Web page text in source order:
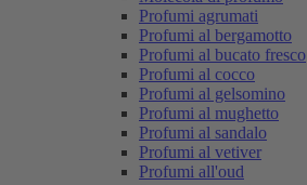
Profumi agrumati
Profumi al bergamotto
Profumi al bucato fresco
Profumi al cocco
Profumi al gelsomino
Profumi al mughetto
Profumi al sandalo
Profumi al vetiver
Profumi all'oud